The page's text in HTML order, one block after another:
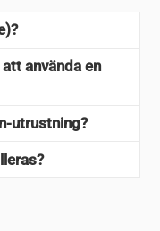
använda en
utrustning?